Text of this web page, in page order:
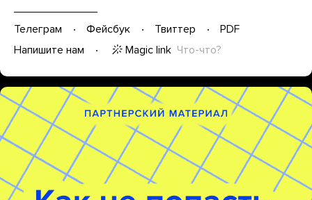
Телеграм Фейсбук Твиттер
PDF
Напишите нам
Magic link Что-что?